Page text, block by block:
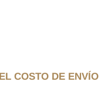
COSTO DE ENVÍO